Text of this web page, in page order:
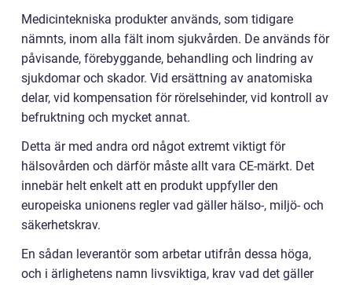
Medicintekniska produkter används, som tidigare
nämnts, inom alla fält inom sjukvården. De används för
påvisande, förebyggande, behandling och lindring av
sjukdomar och skador. Vid ersättning av anatomiska
delar, vid kompensation för rörelsehinder, vid kontroll av
befruktning och mycket annat.
Detta är med andra ord något extremt viktigt för
hälsovården och därför måste allt vara CE-märkt. Det
innebär helt enkelt att en produkt uppfyller den
europeiska unionens regler vad gäller hälso-, miljö- och
säkerhetskrav.
En sådan leverantör som arbetar utifrån dessa höga,
och i ärlighetens namn livsviktiga, krav vad det gäller